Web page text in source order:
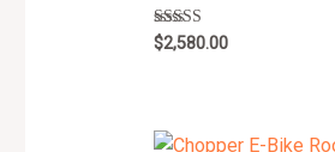
Rated
5.00
$2,580.00